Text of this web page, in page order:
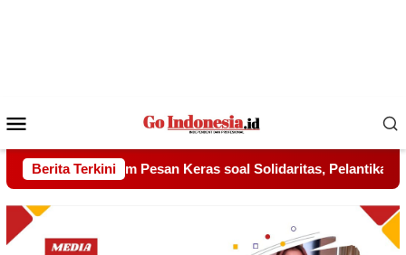
Mobile
Berita Terkini
Pelantikan Sambang Gagak Hitam Jadi Sinyal